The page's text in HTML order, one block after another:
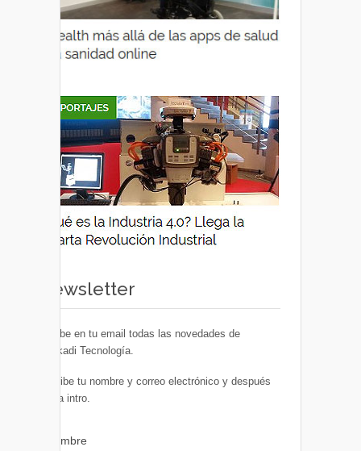
Newsletter
Recibe en tu email todas las novedades de
Euskadi Tecnología.
Escribe tu nombre y correo electrónico y después
pulsa intro.
Nombre